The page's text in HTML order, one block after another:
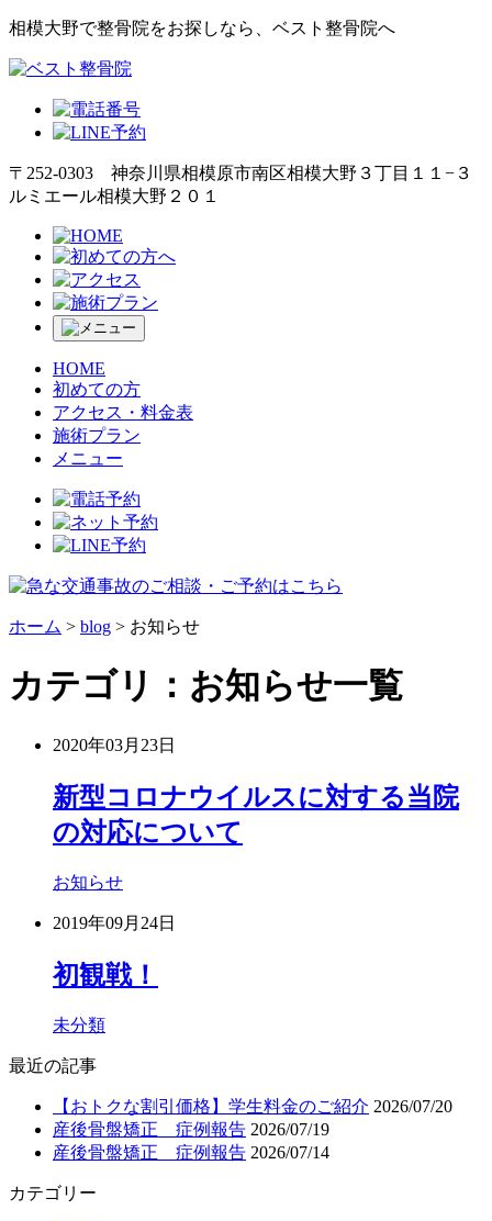
相模大野で整骨院をお探しなら、ベスト整骨院へ
〒252-0303 神奈川県相模原市南区相模大野３丁目１１−３
ルミエール相模大野２０１
HOME
初めての方
アクセス・料金表
施術プラン
メニュー
ホーム > blog > お知らせ
カテゴリ：お知らせ一覧
2020年03月23日
新型コロナウイルスに対する当院
の対応について
お知らせ
2019年09月24日
初観戦！
未分類
最近の記事
【おトクな割引価格】学生料金のご紹介 2026/07/20
産後骨盤矯正 症例報告 2026/07/19
産後骨盤矯正 症例報告 2026/07/14
カテゴリー